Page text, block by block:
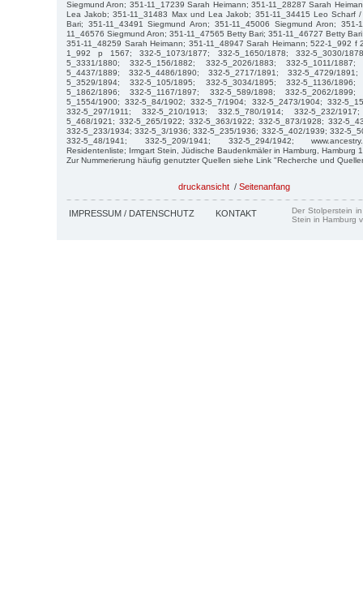
Siegmund Aron; 351-11_17239 Sarah Heimann; 351-11_28287 Sarah
Lea Jakob; 351-11_31483 Max und Lea Jakob; 351-11_34415 Leo Scharf
Bari; 351-11_43491 Siegmund Aron; 351-11_45006 Siegmund Aron; 351-
11_46576 Siegmund Aron; 351-11_47565 Betty Bari; 351-11_46727 Betty
351-11_48259 Sarah Heimann; 351-11_48947 Sarah Heimann; 522-1_992 f
1_992 p 1567; 332-5_1073/1877; 332-5_1650/1878; 332-5_3030/
5_3331/1880; 332-5_156/1882; 332-5_2026/1883; 332-5_1011/
5_4437/1889; 332-5_4486/1890; 332-5_2717/1891; 332-5_4729/
5_3529/1894; 332-5_105/1895; 332-5_3034/1895; 332-5_1136/
5_1862/1896; 332-5_1167/1897; 332-5_589/1898; 332-5_2062/
5_1554/1900; 332-5_84/1902; 332-5_7/1904; 332-5_2473/1904; 332-
332-5_297/1911; 332-5_210/1913; 332.5_780/1914; 332-5_232/
5_468/1921; 332-5_265/1922; 332-5_363/1922; 332-5_873/1928; 332-
332-5_233/1934; 332-5_3/1936; 332-5_235/1936; 332-5_402/1939; 332-
332-5_48/1941; 332-5_209/1941; 332-5_294/1942;
Residentenliste; Irmgart Stein, Jüdische Baudenkmäler in Hamburg, Hamburg
Zur Nummerierung häufig genutzter Quellen siehe Link "Recherche und
druckansicht / Seitenanfang
IMPRESSUM / DATENSCHUTZ KONTAKT
Der Stolperstein
Stein in Hamburg